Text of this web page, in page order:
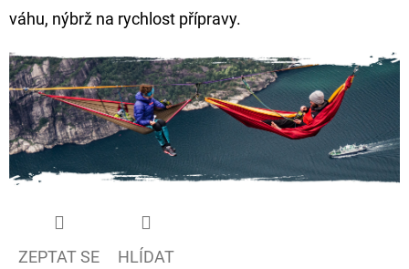
váhu, nýbrž na rychlost přípravy.
ZEPTAT SE HLÍDAT